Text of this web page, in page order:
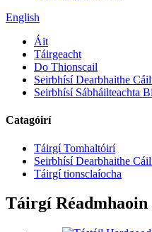
English
Áit
Táirgeacht
Do Thionscail
Seirbhísí Dearbhaithe
Seirbhísí Sábháilteachta
Catagóirí
Táirgí Tomhaltóirí
Seirbhísí Dearbhaithe
Táirgí tionsclaíocha
Táirgí Réadmhaoin